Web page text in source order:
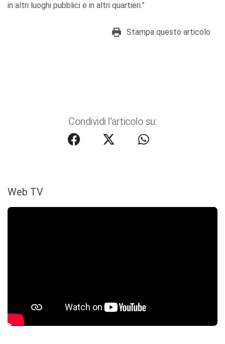
in altri luoghi pubblici e in altri quartieri.”
Stampa questo articolo
Condividi l'articolo su:
Web TV